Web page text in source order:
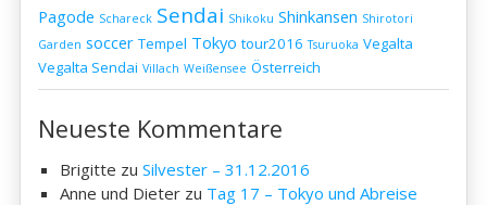
Pagode Schareck Sendai Shikoku Shinkansen Shirotori
Garden soccer Tempel Tokyo tour2016 Tsuruoka Vegalta
Vegalta Sendai Villach Weißensee Österreich
Neueste Kommentare
Brigitte zuSilvester – 31.12.2016
Anne und Dieter zu Tag 17 – Tokyo und Abreise